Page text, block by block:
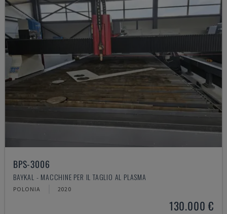
BPS-3006
BAYKAL - MACCHINE PER IL TAGLIO AL PLASMA
POLONIA 2020
130.000 €